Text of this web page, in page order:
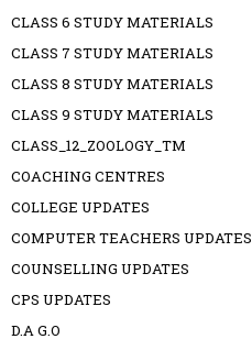
CLASS 6 STUDY MATERIALS
CLASS 7 STUDY MATERIALS
CLASS 8 STUDY MATERIALS
CLASS 9 STUDY MATERIALS
CLASS_12_ZOOLOGY_TM
COACHING CENTRES
COLLEGE UPDATES
COMPUTER TEACHERS UPDATES
COUNSELLING UPDATES
CPS UPDATES
D.A G.O